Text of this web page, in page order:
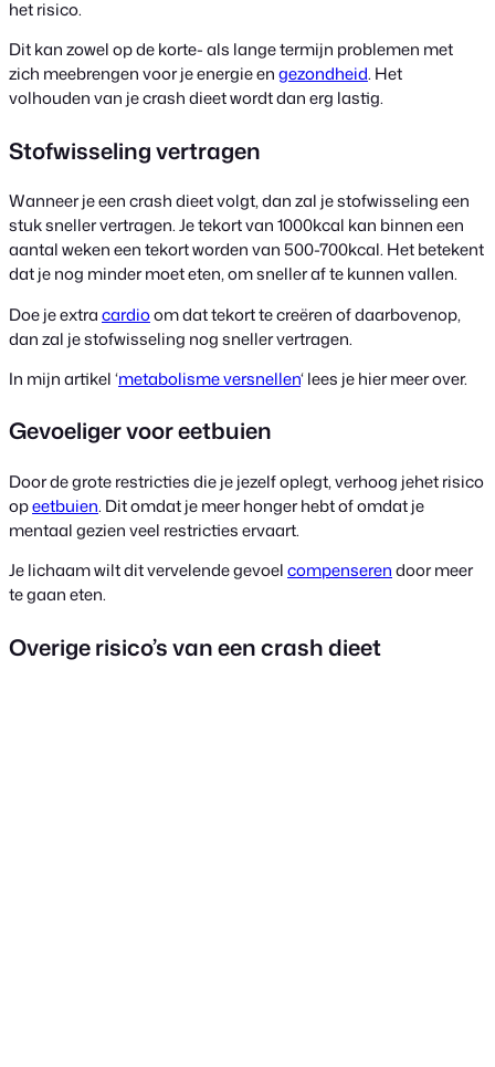
het risico.
Dit kan zowel op de korte- als lange termijn problemen met
zich meebrengen voor je energie engezondheid. Het
volhouden van je crash dieet wordt dan erg lastig.
Stofwisseling vertragen
Wanneer je een crash dieet volgt, dan zal je stofwisseling een
stuk sneller vertragen. Je tekort van 1000kcal kan binnen een
aantal weken een tekort worden van 500-700kcal. Het betekent
dat je nog minder moet eten, om sneller af te kunnen vallen.
Doe je extracardioom dat tekort te creëren of daarbovenop,
dan zal je stofwisseling nog sneller vertragen.
In mijn artikel ‘metabolisme versnellen‘ lees je hier meer over.
Gevoeliger voor eetbuien
Door de grote restricties die je jezelf oplegt, verhoog jehet risico
opeetbuien. Dit omdat je meer honger hebt of omdat je
mentaal gezien veel restricties ervaart.
Je lichaam wilt dit vervelende gevoelcompenserendoor meer
te gaan eten.
Overige risico’s van een crash dieet